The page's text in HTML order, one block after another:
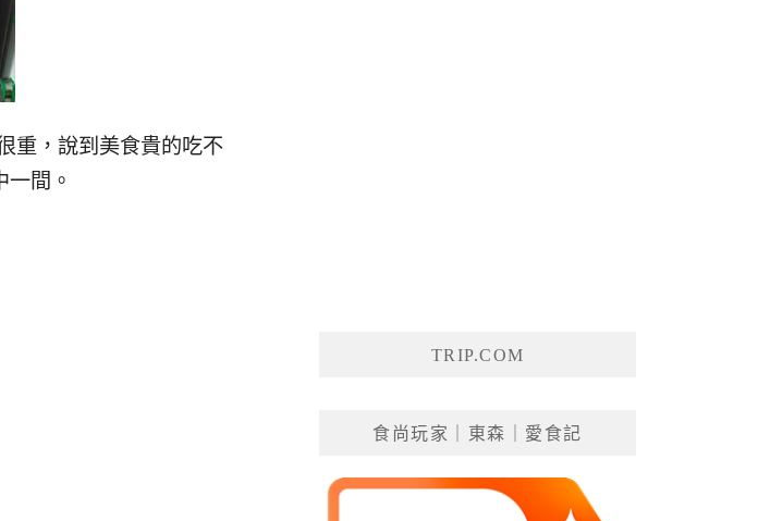
重，說到美食貴的吃不
間。
TRIP.COM
食尚玩家｜東森｜愛食記